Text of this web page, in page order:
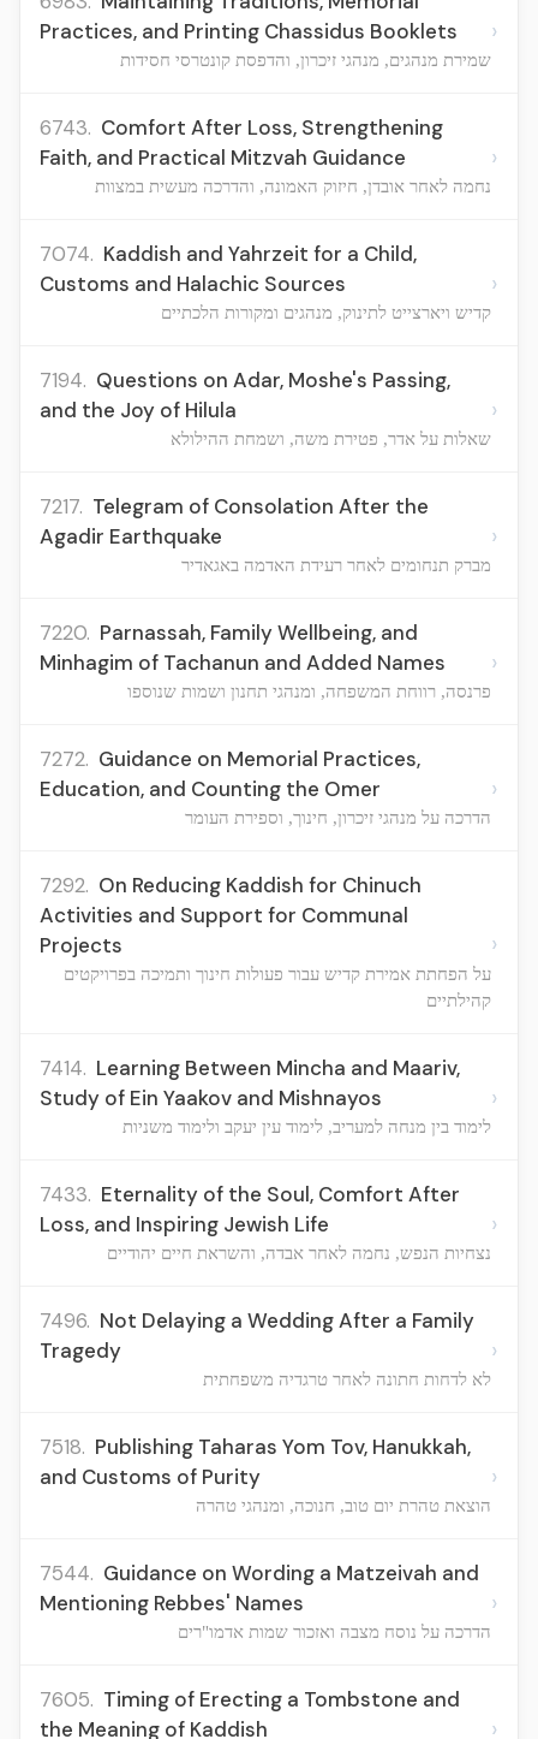
Practices, and Printing Chassidus Booklets
שמירת מנהגים, מנהגי זיכרון, והדפסת קונטרסי חסידות
›
6743. Comfort After Loss, Strengthening
Faith, and Practical Mitzvah Guidance
נחמה לאחר אובדן, חיזוק האמונה, והדרכה מעשית במצוות
›
7074. Kaddish and Yahrzeit for a Child,
Customs and Halachic Sources
קדיש ויארצייט לתינוק, מנהגים ומקורות הלכתיים
›
7194. Questions on Adar, Moshe's Passing,
and the Joy of Hilula
שאלות על אדר, פטירת משה, ושמחת ההילולא
›
7217. Telegram of Consolation After the
Agadir Earthquake
מברק תנחומים לאחר רעידת האדמה באגאדיר
›
7220. Parnassah, Family Wellbeing, and
Minhagim of Tachanun and Added Names
פרנסה, רווחת המשפחה, ומנהגי תחנון ושמות שנוספו
›
7272. Guidance on Memorial Practices,
Education, and Counting the Omer
הדרכה על מנהגי זיכרון, חינוך, וספירת העומר
›
7292. On Reducing Kaddish for Chinuch
Activities and Support for Communal
Projects
על הפחתת אמירת קדיש עבור פעולות חינוך ותמיכה בפרויקטים
קהילתיים
›
7414. Learning Between Mincha and Maariv,
Study of Ein Yaakov and Mishnayos
לימוד בין מנחה למעריב, לימוד עין יעקב ולימוד משניות
›
7433. Eternality of the Soul, Comfort After
Loss, and Inspiring Jewish Life
נצחיות הנפש, נחמה לאחר אבדה, והשראת חיים יהודיים
›
7496. Not Delaying a Wedding After a Family
Tragedy
לא לדחות חתונה לאחר טרגדיה משפחתית
›
7518. Publishing Taharas Yom Tov, Hanukkah,
and Customs of Purity
הוצאת טהרת יום טוב, חנוכה, ומנהגי טהרה
›
7544. Guidance on Wording a Matzeivah and
Mentioning Rebbes' Names
הדרכה על נוסח מצבה ואזכור שמות אדמו"רים
›
7605. Timing of Erecting a Tombstone and
the Meaning of Kaddish
›